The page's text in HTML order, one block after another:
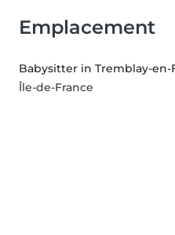
Emplacement
Babysitter in Tremblay-en-
Île-de-France